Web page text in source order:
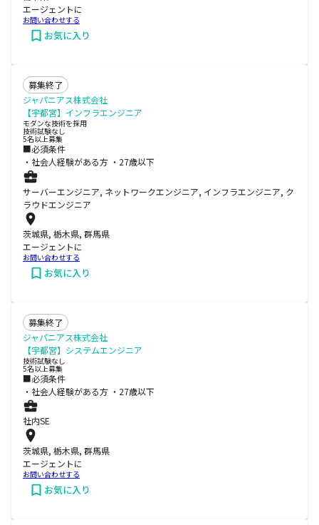
エージェントに
お問い合わせする
お気に入り
募集終了
ジャパニアス株式会社
【宇都宮】インフラエンジニア
モダンな技術を採用
技術試験なし
5名以上募集
■必須条件
・社会人経験がある方 ・27歳以下
サーバーエンジニア, ネットワークエンジニア, インフラエンジニア, ク
ラウドエンジニア
茨城県, 栃木県, 群馬県
エージェントに
お問い合わせする
お気に入り
募集終了
ジャパニアス株式会社
【宇都宮】システムエンジニア
技術試験なし
5名以上募集
■必須条件
・社会人経験がある方 ・27歳以下
社内SE
茨城県, 栃木県, 群馬県
エージェントに
お問い合わせする
お気に入り